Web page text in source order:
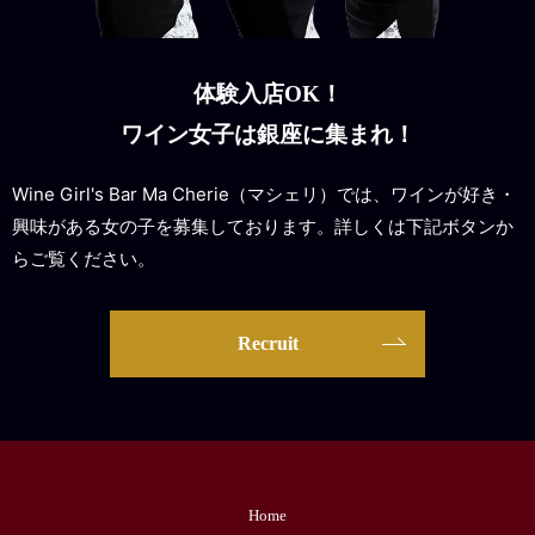
体験入店OK！
ワイン女子は銀座に集まれ！
Wine Girl's Bar Ma Cherie（マシェリ）では、ワインが好き・
興味がある女の子を募集しております。詳しくは下記ボタンか
らご覧ください。
Recruit
Home